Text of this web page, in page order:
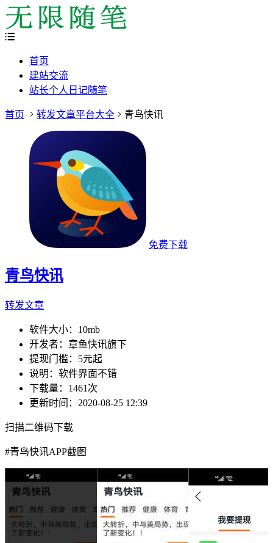
首页
建站交流
站长个人日记随笔
首页 转发文章平台大全 青鸟快讯
免费下载
青鸟快讯
转发文章
软件大小： 10mb
开发者： 章鱼快讯旗下
提现门槛： 5元起
说明： 软件界面不错
下载量： 1461次
更新时间： 2020-08-25 12:39
扫描二维码下载
#青鸟快讯APP截图